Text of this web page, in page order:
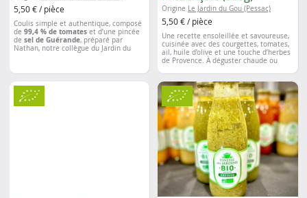
5,50 € / pièce
Coulis simple et authentique, composé
de 99,4 % de tomates et d’une pincée
de sel de Guérande, préparé par
Nathan, notre collègue du Jardin du
préférence avant08/2028.
Origine Le Jardin du Gou (Pessac)
5,50 € / pièce
Une recette ensoleillée et savoureuse,
cuisinée avec des courgettes, tomates,
ail, huile d’olive et une touche d’herbes
de Provence. À déguster chaude ou
👉 Format 330 g, idéal pour 1 à 2
personnes
👉 À consommer de préférence avant
07/2028
👉 Produit par Nathan, notre collègue
du Jardin du Gou, à Pessac